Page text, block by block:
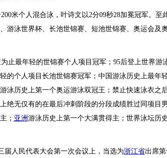
米个人混合泳，叶诗文以2分09秒28加冕冠军。至
游泳世界杯、长池世锦赛、短池世锦赛、奥运会及
止最年轻的世锦赛个人项目冠军；95后登上世界游
的个人项目长池世锦赛冠军；中国游泳历史上最年
泳历史上第一个奥运游泳双冠王；禁止快速泳衣之
绝无仅有的在最后冲刺阶段的分段成绩胜过同项目
； 亚洲游泳历史上第一个大满贯得主；世界泳坛历
届人民代表大会第一次会议上，当选为浙江省出席